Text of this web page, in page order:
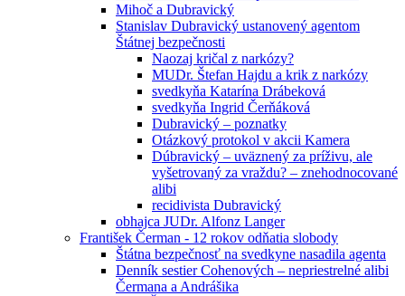
Mihoč a Dubravický
Stanislav Dubravický ustanovený agentom
Štátnej bezpečnosti
Naozaj kričal z narkózy?
MUDr. Štefan Hajdu a krik z narkózy
svedkyňa Katarína Drábeková
svedkyňa Ingrid Čerňáková
Dubravický – poznatky
Otázkový protokol v akcii Kamera
Dúbravický – uväznený za príživu, ale
vyšetrovaný za vraždu? – znehodnocované
alibi
recidivista Dubravický
obhajca JUDr. Alfonz Langer
František Čerman - 12 rokov odňatia slobody
Štátna bezpečnosť na svedkyne nasadila agenta
Denník sestier Cohenových – nepriestrelné alibi
Čermana a Andrášika